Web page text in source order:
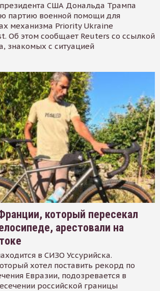
США Дональда Трампа
партию военной помощи для
механизма Priority Ukraine
Об этом сообщает Reuters со ссылкой
знакомых с ситуацией
который пересекал
арестовали на
в СИЗО Уссурийска.
хотел поставить рекорд по
Евразии, подозревается в
российской границы